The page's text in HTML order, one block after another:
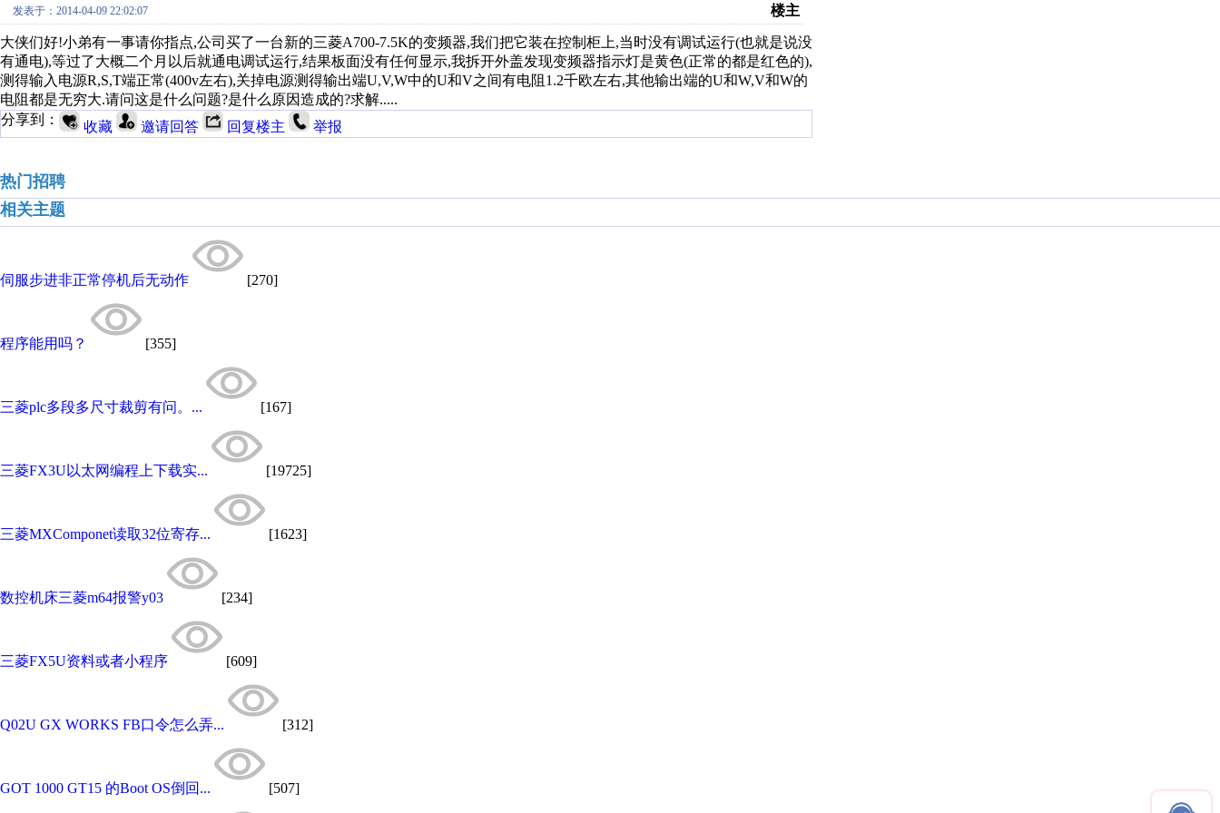
发表于：2014-04-09 22:02:07 楼主
大侠们好!小弟有一事请你指点,公司买了一台新的三菱A700-7.5K的变频器,我们把它装在控制柜上,当时没有调试运行(也就是说没
有通电),等过了大概二个月以后就通电调试运行,结果板面没有任何显示,我拆开外盖发现变频器指示灯是黄色(正常的都是红色的),
测得输入电源R,S,T端正常(400v左右),关掉电源测得输出端U,V,W中的U和V之间有电阻1.2千欧左右,其他输出端的U和W,V和W的
电阻都是无穷大.请问这是什么问题?是什么原因造成的?求解.....
分享到：
收藏 邀请回答 回复楼主 举报
热门招聘
相关主题
伺服步进非正常停机后无动作 [270]
程序能用吗？ [355]
三菱plc多段多尺寸裁剪有问。... [167]
三菱FX3U以太网编程上下载实... [19725]
三菱MXComponet读取32位寄存... [1623]
数控机床三菱m64报警y03 [234]
三菱FX5U资料或者小程序 [609]
Q02U GX WORKS FB口令怎么弄... [312]
GOT 1000 GT15 的Boot OS倒回... [507]